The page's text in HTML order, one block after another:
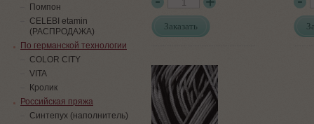
Заказать
Помпон
СELEBI etamin
(РАСПРОДАЖА)
По германской технологии
COLOR CITY
VITA
Кролик
Российская пряжа
Синтепух (наполнитель)